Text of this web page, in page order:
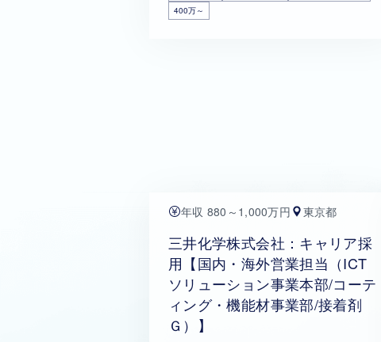
400万～
年収 880～1,000万円 東京都
三井化学株式会社：キャリア採
用【国内・海外営業担当（ICT
ソリューション事業本部/コーテ
ィング・機能材事業部/接着剤
Ｇ）】